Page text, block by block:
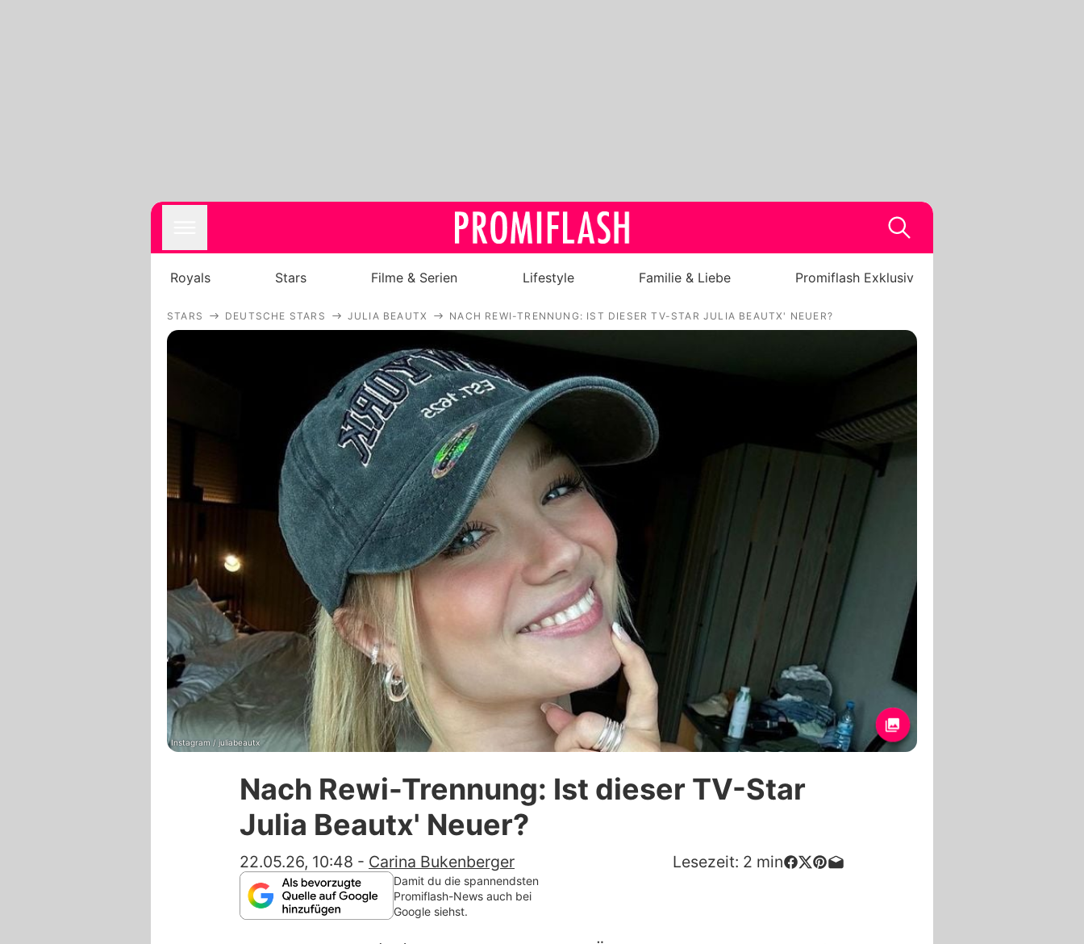
Royals
Filme & Serien
Lifestyle
Familie & Liebe
Promiflash Exklusiv
Alle Themen auf Promiflash
Jobs
App runterladen
Redaktionelle Richtlinien
Impressum
Datenschutzerklärung
Nutzungsbedingungen
Utiq verwalten
Royals Stars Filme & Serien Lifestyle Familie & Liebe Promiflash Exklusiv
STARS DEUTSCHE STARS JULIA BEAUTX NACH REWI-TRENNUNG: IST DIESER TV-STAR JULIA BEAUTX' NEUER?
Instagram / juliabeautx
Nach Rewi-Trennung: Ist dieser TV-Star
Julia Beautx' Neuer?
22.05.26, 10:48 - Carina Bukenberger Lesezeit: 2 min
Damit du die spannendsten
Promiflash-News auch bei
Google siehst.